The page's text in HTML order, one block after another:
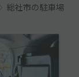
総社市の駐車場